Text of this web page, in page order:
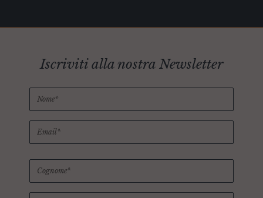
Iscriviti alla nostra Newsletter